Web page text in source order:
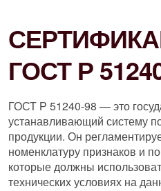
ГОСТ Р
ГОСТ Р 51240-98 — это
устанавливающий систему
продукции. Он
номенклатуру признаков и
которые должны
технических условиях на